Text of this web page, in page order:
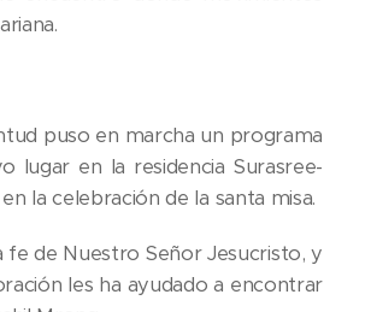
puso en marcha un programa
lugar en la residencia Surasree-
la celebración de la santa misa.
fe de Nuestro Señor Jesucristo, y
les ha ayudado a encontrar